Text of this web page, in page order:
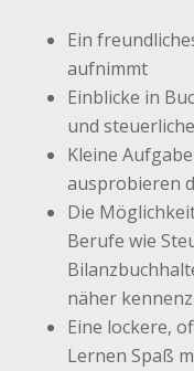
Ein
aufnimmt
Einblicke in
und
Kleine
ausprobieren
Die
Berufe wie
näher
Eine lockere,
Lernen Spaß